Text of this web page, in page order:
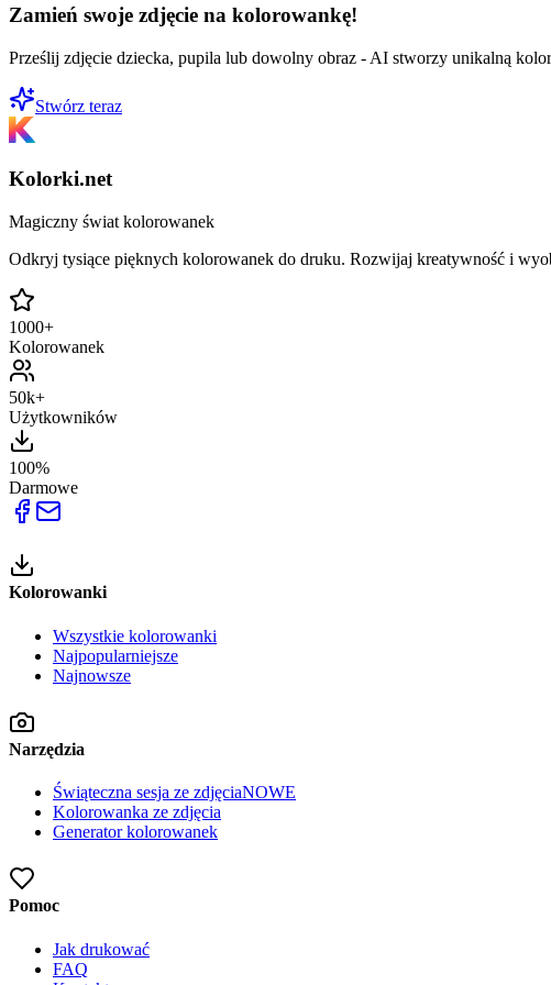
Zamień swoje zdjęcie na kolorowankę!
Prześlij zdjęcie dziecka, pupila lub dowolny obraz - AI stworzy unikalną
Stwórz teraz
Kolorki.net
Magiczny świat kolorowanek
Odkryj tysiące pięknych kolorowanek do druku. Rozwijaj kreatywność i
1000+
Kolorowanek
50k+
Użytkowników
100%
Darmowe
Kolorowanki
Wszystkie kolorowanki
Najpopularniejsze
Najnowsze
Narzędzia
Świąteczna sesja ze zdjęciaNOWE
Kolorowanka ze zdjęcia
Generator kolorowanek
Pomoc
Jak drukować
FAQ